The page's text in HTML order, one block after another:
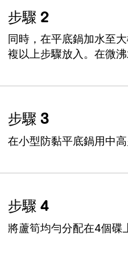
步驟 2
同時，在平底鍋加水至
複以上步驟放入。在微
步驟 3
在小型防黏平底鍋用中
步驟 4
將蘆筍均勻分配在4個碟